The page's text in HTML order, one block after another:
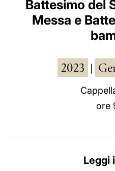
Battesimo del
Messa e
2023
ore
Leggi